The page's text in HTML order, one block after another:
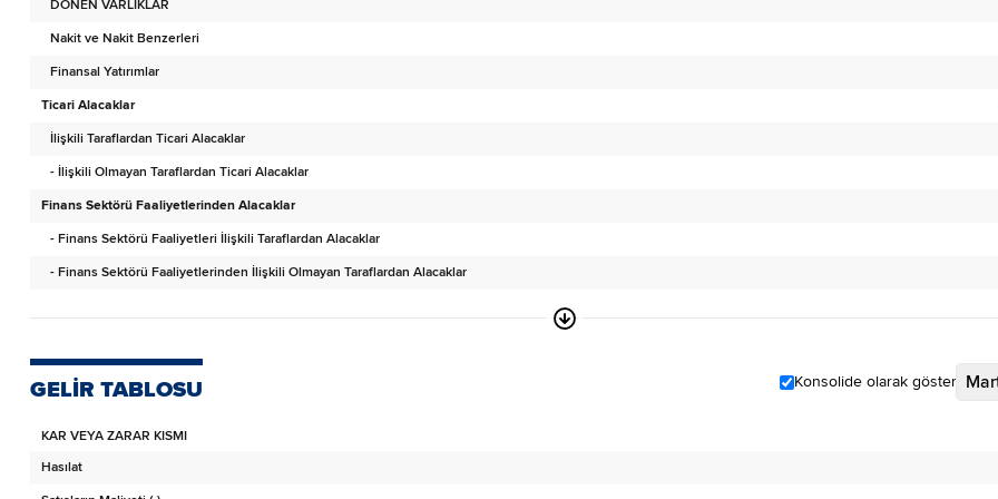
DÖNEN VARLIKLAR
Nakit ve Nakit Benzerleri
Finansal Yatırımlar
Ticari Alacaklar
İlişkili Taraflardan Ticari Alacaklar
- İlişkili Olmayan Taraflardan Ticari Alacaklar
Finans Sektörü Faaliyetlerinden Alacaklar
- Finans Sektörü Faaliyetleri İlişkili Taraflardan Alacaklar
- Finans Sektörü Faaliyetlerinden İlişkili Olmayan Taraflardan Alacaklar
- İlişkili Olmayan Taraflardan Diğer Alacaklar
Stoklar
Canlı Varlıklar
GELİR TABLOSU Konsolide olarak göster
KAR VEYA ZARAR KISMI
Hasılat